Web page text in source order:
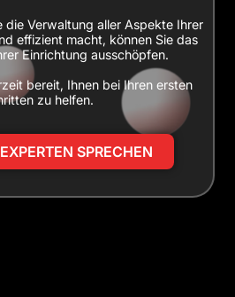
die Verwaltung aller Aspekte Ihrer
effizient macht, können Sie das
Einrichtung ausschöpfen.
bereit, Ihnen bei Ihren ersten
zu helfen.
SPRECHEN